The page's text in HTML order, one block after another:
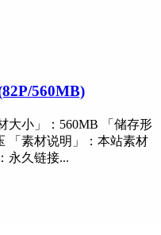
560MB)
大小」：560MB 「储存形
「素材说明」：本站素材
永久链接...